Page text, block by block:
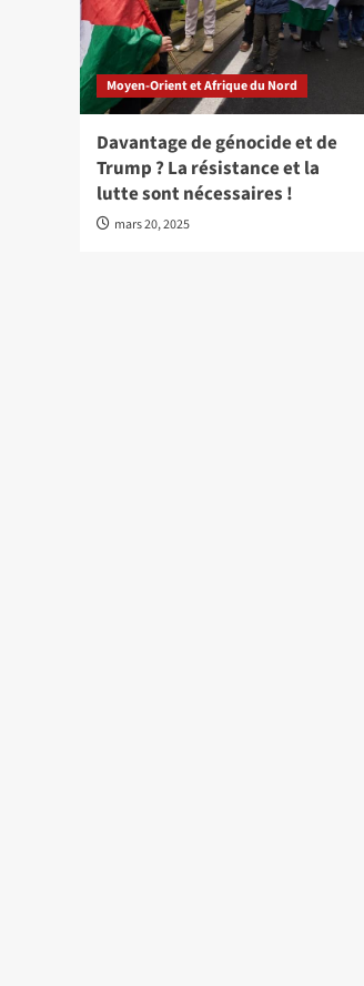
Moyen-Orient et Afrique du Nord
Davantage de génocide et de
Trump ? La résistance et la
lutte sont nécessaires !
mars 20, 2025